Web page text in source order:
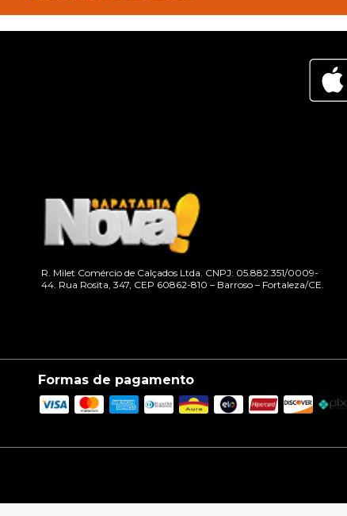
R. Milet Comércio de Calçados Ltda. CNPJ: 05.882.351/0009-
44. Rua Rosita, 347, CEP 60862-810 – Barroso – Fortaleza/CE.
Formas de pagamento